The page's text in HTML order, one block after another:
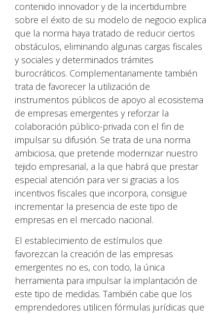
contenido innovador y de la incertidumbre
sobre el éxito de su modelo de negocio explica
que la norma haya tratado de reducir ciertos
obstáculos, eliminando algunas cargas fiscales
y sociales y determinados trámites
burocráticos. Complementariamente también
trata de favorecer la utilización de
instrumentos públicos de apoyo al ecosistema
de empresas emergentes y reforzar la
colaboración público-privada con el fin de
impulsar su difusión. Se trata de una norma
ambiciosa, que pretende modernizar nuestro
tejido empresarial, a la que habrá que prestar
especial atención para ver si gracias a los
incentivos fiscales que incorpora, consigue
incrementar la presencia de este tipo de
empresas en el mercado nacional.
El establecimiento de estímulos que
favorezcan la creación de las empresas
emergentes no es, con todo, la única
herramienta para impulsar la implantación de
este tipo de medidas. También cabe que los
emprendedores utilicen fórmulas jurídicas que